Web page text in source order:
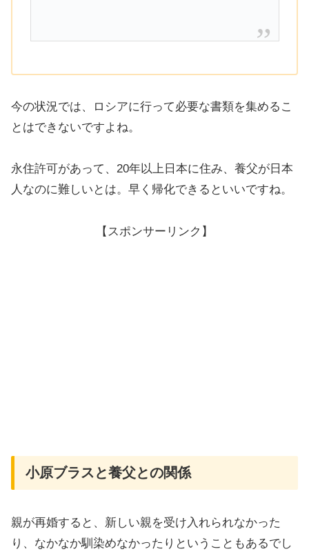
今の状況では、ロシアに行って必要な書類を集めるこ
とはできないですよね。
永住許可があって、20年以上日本に住み、養父が日本
人なのに難しいとは。早く帰化できるといいですね。
【スポンサーリンク】
小原ブラスと養父との関係
親が再婚すると、新しい親を受け入れられなかった
り、なかなか馴染めなかったりということもあるでし